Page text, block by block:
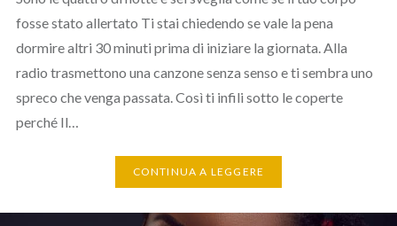
fosse stato allertato Ti stai chiedendo se vale la pena
dormire altri 30 minuti prima di iniziare la giornata. Alla
radio trasmettono una canzone senza senso e ti sembra uno
spreco che venga passata. Così ti infili sotto le coperte
perché Il…
CONTINUA A LEGGERE